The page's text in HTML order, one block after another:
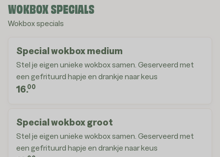
WOKBOX SPECIALS
Wokbox specials
Special wokbox medium
Stel je eigen unieke wokbox samen. Geserveerd met
een gefrituurd hapje en drankje naar keus
16.00
Special wokbox groot
Stel je eigen unieke wokbox samen. Geserveerd met
een gefrituurd hapje en drankje naar keus